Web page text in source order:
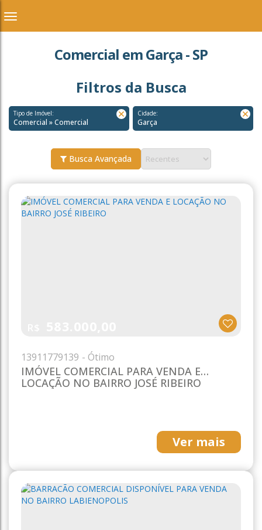
Comercial em Garça - SP
Filtros da Busca
Tipo de Imóvel:
Comercial » Comercial
Cidade:
Garça
Busca Avançada
IMÓVEL COMERCIAL PARA VENDA E
LOCAÇÃO NO BAIRRO JOSÉ RIBEIRO
1391 1779139
Ver mais